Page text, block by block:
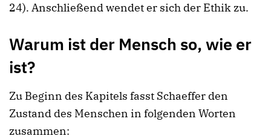
24). Anschließend wendet er sich der Ethik zu.
Warum ist der Mensch so, wie er
ist?
Zu Beginn des Kapitels fasst Schaeffer den
Zustand des Menschen in folgenden Worten
zusammen: